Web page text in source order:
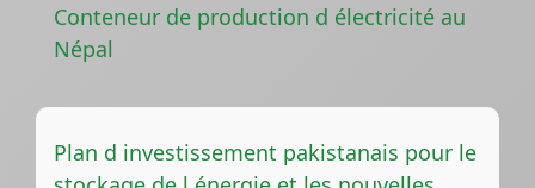
Conteneur de production d électricité au
Népal
Plan d investissement pakistanais pour le